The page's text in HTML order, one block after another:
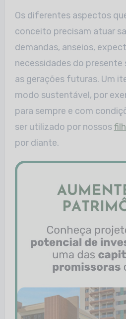
Os diferentes aspectos
conceito precisam atuar
demandas, anseios,
necessidades do
as gerações futuras. Um
modo sustentável, por
para sempre e com
ser utilizado por nossos
por diante.